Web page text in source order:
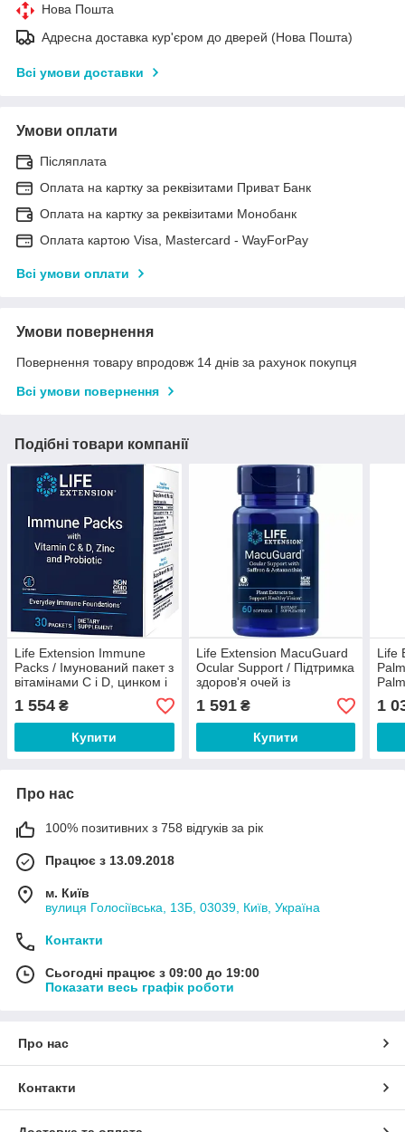
Нова Пошта
Адресна доставка кур'єром до дверей (Нова Пошта)
Всі умови доставки
Умови оплати
Післяплата
Оплата на картку за реквізитами Приват Банк
Оплата на картку за реквізитами Монобанк
Оплата картою Visa, Mastercard - WayForPay
Всі умови оплати
Умови повернення
Повернення товару впродовж 14 днів за рахунок покупця
Всі умови повернення
Подібні товари компанії
Life Extension Immune
Packs / Імунований пакет з
вітамінами С і D, цинком і
пробіотиками 30 пакетів
1 554 ₴
Купити
Life Extension MacuGuard
Ocular Support / Підтримка
здоров'я очей із
шафраном і
астаксантином 60 капсул
1 591₴
Купити
Life
1
Про нас
100% позитивних з 758 відгуків за рік
Працює з 13.09.2018
м. Київ
вулиця Голосіївська, 13Б, 03039, Київ, Україна
Контакти
Сьогодні працює з 09:00 до 19:00
Показати весь графік роботи
Про нас
Контакти